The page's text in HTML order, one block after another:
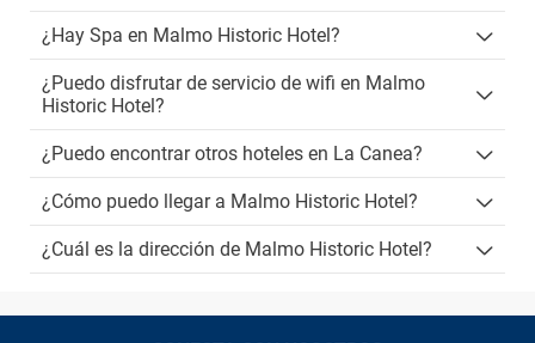
¿Hay Spa en Malmo Historic Hotel?
¿Puedo disfrutar de servicio de wifi en Malmo
Historic Hotel?
¿Puedo encontrar otros hoteles en La Canea?
¿Cómo puedo llegar a Malmo Historic Hotel?
¿Cuál es la dirección de Malmo Historic Hotel?